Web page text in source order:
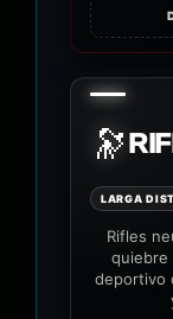
🔭
LARGA
Rifles
quiebre
deportivo